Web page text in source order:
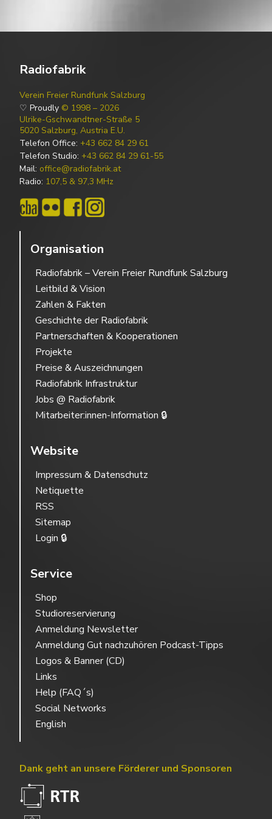
Radiofabrik
Verein Freier Rundfunk Salzburg
♡ Proudly © 1998 – 2026
Ulrike-Gschwandtner-Straße 5
5020 Salzburg, Austria E.U.
Telefon Office: +43 662 84 29 61
Telefon Studio: +43 662 84 29 61-55
Mail: office@radiofabrik.at
Radio: 107,5 & 97,3 MHz
Organisation
Radiofabrik – Verein Freier Rundfunk Salzburg
Leitbild & Vision
Zahlen & Fakten
Geschichte der Radiofabrik
Partnerschaften & Kooperationen
Projekte
Preise & Auszeichnungen
Radiofabrik Infrastruktur
Jobs @ Radiofabrik
Mitarbeiter:innen-Information 🔒
Website
Impressum & Datenschutz
Netiquette
RSS
Sitemap
Login 🔒
Service
Shop
Studioreservierung
Anmeldung Newsletter
Anmeldung Gut nachzuhören Podcast-Tipps
Logos & Banner (CD)
Links
Help (FAQ´s)
Social Networks
English
Dank geht an unsere Förderer und Sponsoren